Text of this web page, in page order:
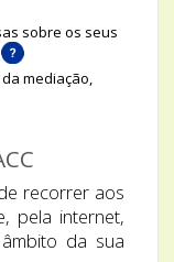
sobre os seus
mediação,
recorrer aos
pela internet,
da sua